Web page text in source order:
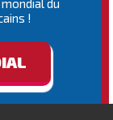
du
!